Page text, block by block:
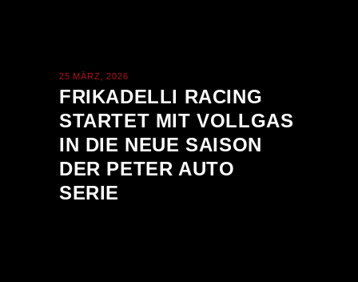
25 MÄRZ, 2026
FRIKADELLI RACING
STARTET MIT VOLLGAS
IN DIE NEUE SAISON
DER PETER AUTO
SERIE